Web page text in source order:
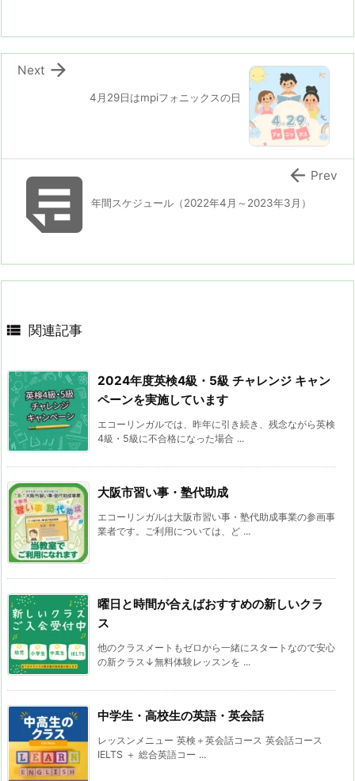
4月29日はmpiフォニックスの日

Next
年間スケジュール（2022年4月～2023年3月）
 Prev
 関連記事
2024年度英検4級・5級 チャレンジ キャン
ペーンを実施しています
エコーリンガルでは、昨年に引き続き、残念ながら英検
4級・5級に不合格になった場合 ...
大阪市習い事・塾代助成
エコーリンガルは大阪市習い事・塾代助成事業の参画事
業者です。ご利用については、ど ...
曜日と時間が合えばおすすめの新しいクラ
ス
他のクラスメートもゼロから一緒にスタートなので安心
の新クラス↓無料体験レッスンを ...
中学生・高校生の英語・英会話
レッスンメニュー 英検＋英会話コース 英会話コース
IELTS ＋ 総合英語コー ...